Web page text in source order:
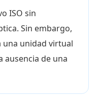
ISO sin
Sin embargo,
una unidad virtual
ausencia de una